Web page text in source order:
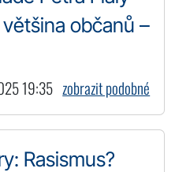
občanů –
19:35 zobrazit podobné
Rasismus?